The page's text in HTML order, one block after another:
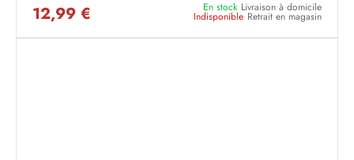
12,99 € En stock Livraison à domicile
Indisponible Retrait en magasin